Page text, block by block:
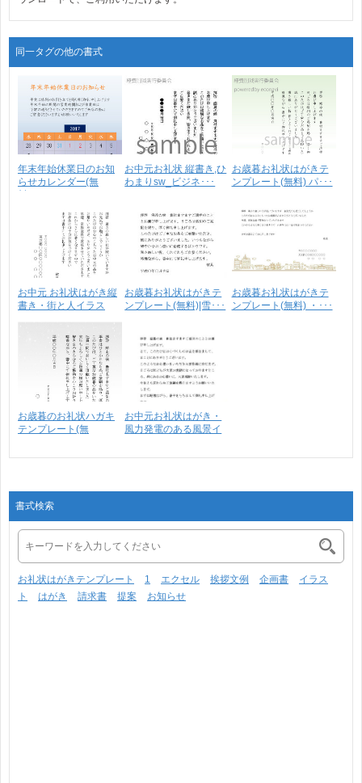
同一タグの他の書式
年末年始休業日のお知
らせカレンダー(無
お中元お礼状 縦書き,ひ
わまりsw_ビジネ･･･
お歳暮お礼状はがきテ
ンプレート(無料) パ･･･
お中元 お礼状はがき縦
書き・街と人イラス
お歳暮お礼状はがきテ
ンプレート(無料)|雪･･･
お歳暮お礼状はがきテ
ンプレート(無料) ・･･･
お歳暮のお礼状ハガキ
テンプレート(無
お中元お礼状はがき・
風力発電のある風景イ
書式検索
お礼状はがきテンプレート 1 エクセル 挨拶文例 企画書
イラス
ト
はがき 請求書 提案 お知らせ